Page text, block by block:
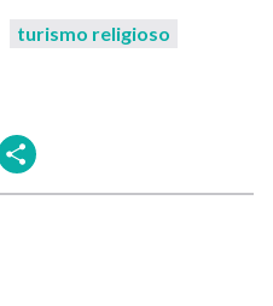
turismo religioso